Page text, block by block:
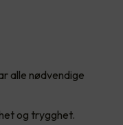
alle nødvendige
og trygghet.